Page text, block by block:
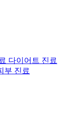
다이어트 진료
부 진료